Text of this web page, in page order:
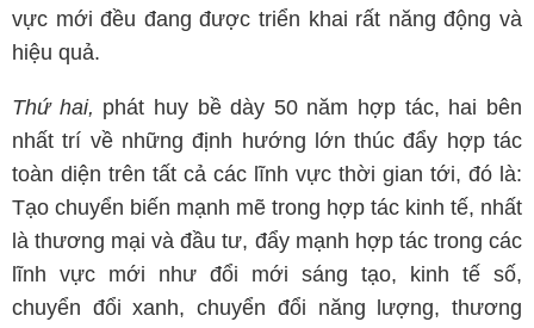
vực mới đều đang được triển khai rất năng động và
hiệu quả.
Thứ hai, phát huy bề dày 50 năm hợp tác, hai bên
nhất trí về những định hướng lớn thúc đẩy hợp tác
toàn diện trên tất cả các lĩnh vực thời gian tới, đó là:
Tạo chuyển biến mạnh mẽ trong hợp tác kinh tế, nhất
là thương mại và đầu tư, đẩy mạnh hợp tác trong các
lĩnh vực mới như đổi mới sáng tạo, kinh tế số,
chuyển đổi xanh, chuyển đổi năng lượng, thương